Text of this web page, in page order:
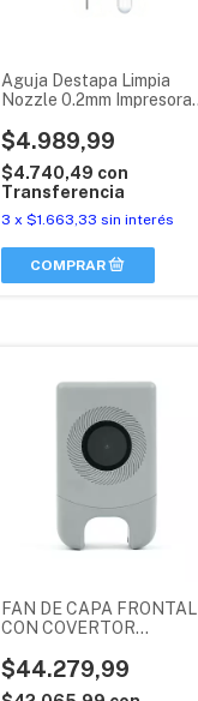
Aguja Destapa Limpia
Nozzle 0.2mm Impresora
$4.989,99
$4.740,49 con
Transferencia
3 x $1.663,33 sin interés
FAN DE CAPA FRONTAL
CON COVERTOR
ORIGINAL
$44.279,99